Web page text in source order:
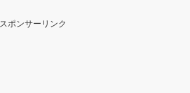
スポンサーリンク